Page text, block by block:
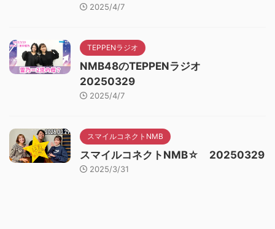
2025/4/7
TEPPENラジオ
NMB48のTEPPENラジオ
20250329
2025/4/7
スマイルコネクトNMB
スマイルコネクトNMB☆ 20250329
2025/3/31